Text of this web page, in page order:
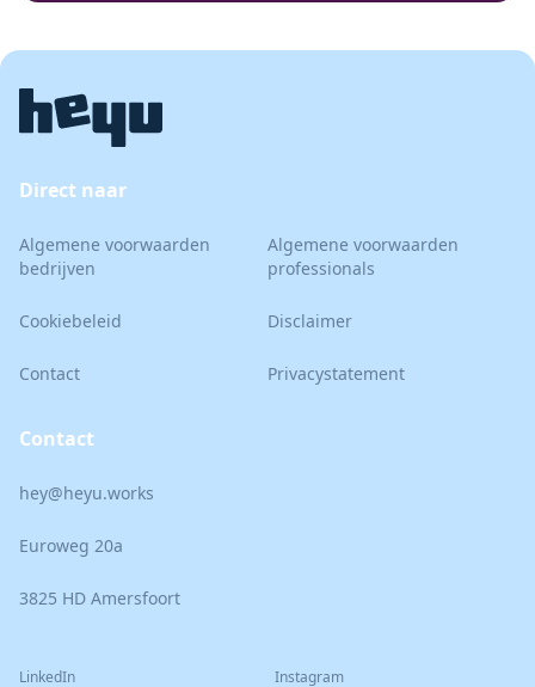
Direct naar
Algemene voorwaarden
bedrijven
Algemene voorwaarden
professionals
Cookiebeleid Disclaimer
Contact Privacystatement
Contact
hey@heyu.works
Euroweg 20a
3825 HD Amersfoort
LinkedIn Instagram